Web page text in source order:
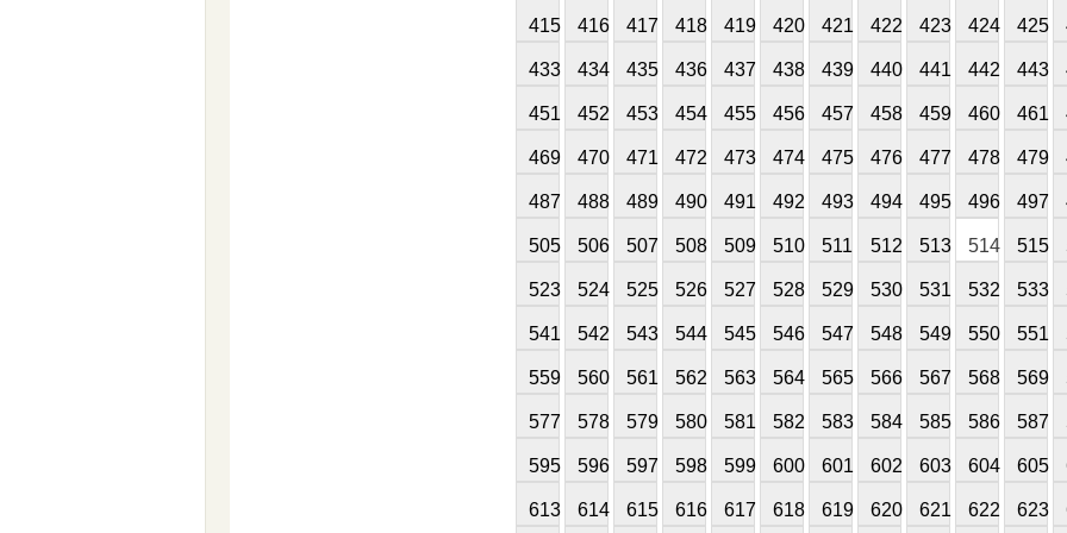
415 416 417 418 419 420 421 422 423 424 425
433 434 435 436 437 438 439 440 441 442 443
451 452 453 454 455 456 457 458 459 460 461
469 470 471 472 473 474 475 476 477 478 479
487 488 489 490 491 492 493 494 495 496 497
505 506 507 508 509 510 511 512 513 514 515
523 524 525 526 527 528 529 530 531 532 533
541 542 543 544 545 546 547 548 549 550 551
559 560 561 562 563 564 565 566 567 568 569
577 578 579 580 581 582 583 584 585 586 587
595 596 597 598 599 600 601 602 603 604 605
613 614 615 616 617 618 619 620 621 622 623